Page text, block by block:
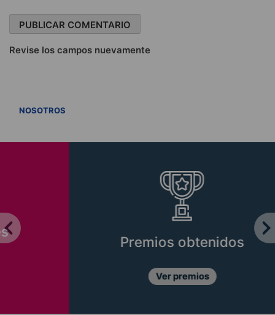
Revise los campos nuevamente
NOSOTROS
Premios obtenidos
Ver premios